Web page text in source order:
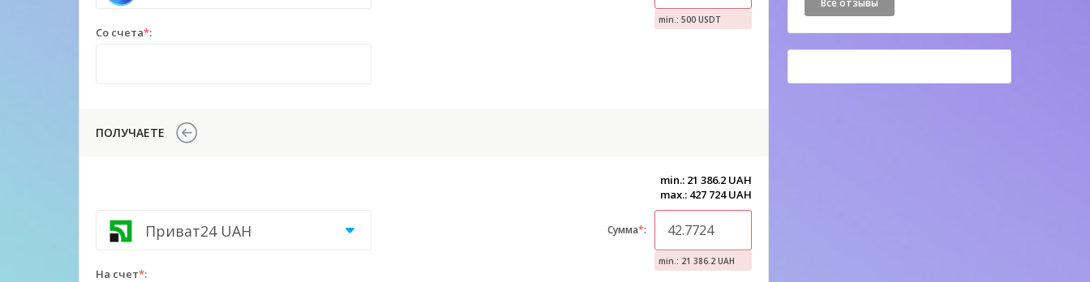
min.: 500 USDT
Со счета*:
ПОЛУЧАЕТЕ
min.: 21 386.2 UAH
max.: 427 724 UAH
Приват24 UAH Сумма*:
min.: 21 386.2 UAH
На счет*:
Все отзывы